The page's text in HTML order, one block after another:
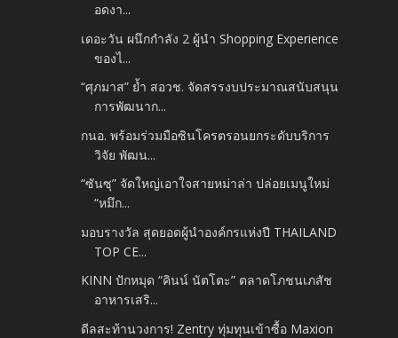
อดงา...
เดอะวัน ผนึกกำลัง 2 ผู้นำ Shopping Experience
ของไ...
“ศุภมาส” ย้ำ สอวช. จัดสรรงบประมาณสนับสนุน
การพัฒนาก...
กนอ. พร้อมร่วมมือซินโครตรอนยกระดับบริการ
วิจัย พัฒน...
“ซันซุ” จัดใหญ่เอาใจสายหม่าล่า ปล่อยเมนูใหม่
“หมึก...
มอบรางวัล สุดยอดผู้นำองค์กรแห่งปี THAILAND
TOP CE...
KINN ปักหมุด “คินน์ นัตโตะ” ตลาดโภชนเภสัช
อาหารเสริ...
ดีลสะท้านวงการ! Zentry ทุ่มทุนเข้าซื้อ Maxion